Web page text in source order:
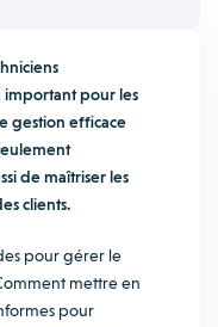
important pour les
gestion efficace
de maîtriser les
clients.
pour gérer le
mettre en
pour